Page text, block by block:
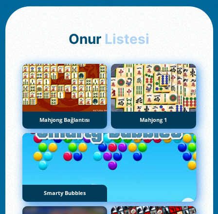
Onur Listesi
Mahjong Bağlantısı Mahjong 1
Smarty Bubbles